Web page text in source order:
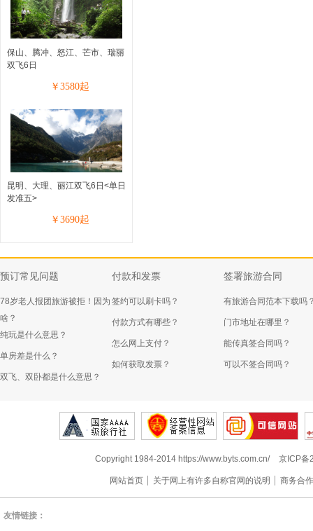
保山、腾冲、怒江、芒市、瑞丽
双飞6日
￥ 3580起
昆明、大理、丽江双飞6日<单日
发准五>
￥ 3690起
预订常见问题
78岁老人报团旅游被拒！因为
啥？
纯玩是什么意思？
单房差是什么？
双飞、双卧都是什么意思？
付款和发票
签约可以刷卡吗？
付款方式有哪些？
怎么网上支付？
如何获取发票？
签署旅游合同
有旅游合同范本下载吗
门市地址在哪里？
能传真签合同吗？
可以不签合同吗？
Copyright 1984-2014 https://www.byts.com.cn/ 京ICP备
网站首页 关于网上有许多自称官网的说明 商务合
友情链接：